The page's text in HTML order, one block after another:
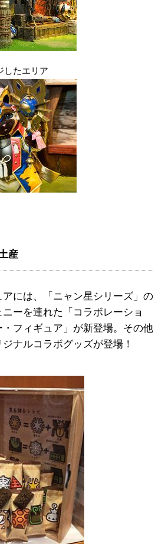
したエリア
産
には、「ニャン星シリーズ」の
ーを連れた「コラボレーショ
フィギュア」が新登場。その他
ナルコラボグッズが登場！